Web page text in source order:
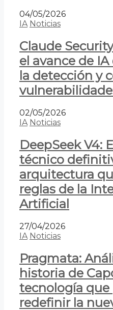
04/05/2026
IA Noticias
Claude
el avance de
la detección y
02/05/2026
IA Noticias
DeepSeek V4:
técnico
arquitectura
reglas de la
Artificial
27/04/2026
IA Noticias
Pragmata:
historia de
tecnología
redefinir la